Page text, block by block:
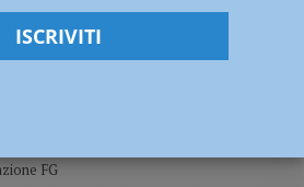
ad aprile due
FG